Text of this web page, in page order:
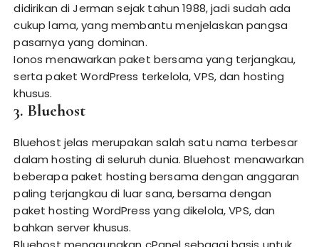
didirikan di Jerman sejak tahun 1988, jadi sudah ada
cukup lama, yang membantu menjelaskan pangsa
pasarnya yang dominan.
Ionos menawarkan paket bersama yang terjangkau,
serta paket WordPress terkelola, VPS, dan hosting
khusus.
3. Bluehost
Bluehost jelas merupakan salah satu nama terbesar
dalam hosting di seluruh dunia. Bluehost menawarkan
beberapa paket hosting bersama dengan anggaran
paling terjangkau di luar sana, bersama dengan
paket hosting WordPress yang dikelola, VPS, dan
bahkan server khusus.